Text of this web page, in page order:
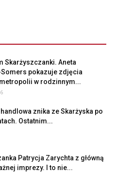
Skarżyszczanki. Aneta
pokazuje zdjęcia
w rodzinnym...
znika ze Skarżyska po
Ostatnim...
Patrycja Zarychta z główną
imprezy. I to nie...